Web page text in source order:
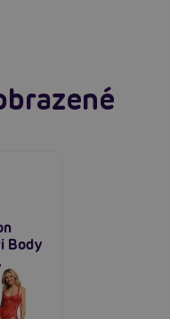
Body